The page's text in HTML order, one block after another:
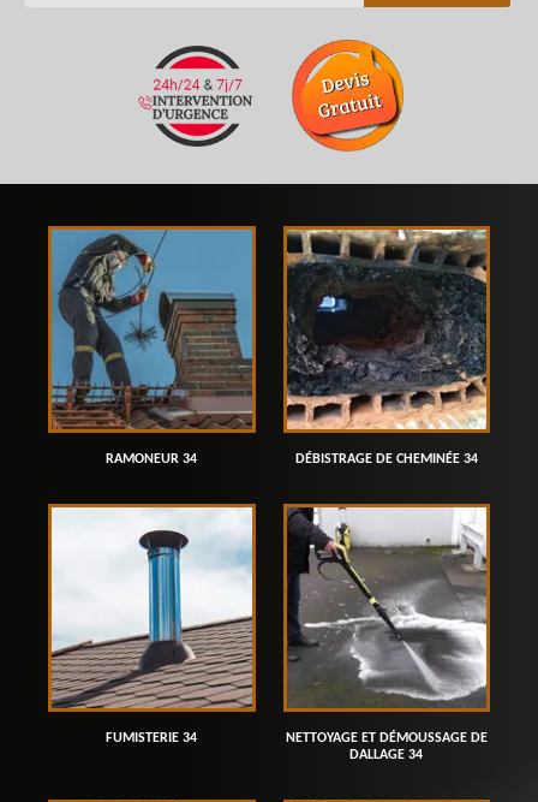
RAMONEUR 34 DÉBISTRAGE DE CHEMINÉE 34
FUMISTERIE 34
NETTOYAGE ET DÉMOUSSAGE DE
DALLAGE 34